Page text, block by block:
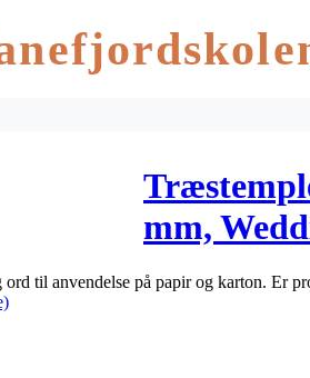
mm,
til anvendelse på papir og karton. Er